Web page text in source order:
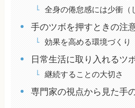
全身の倦怠感には少衝（
手のツボを押すときの注
効果を高める環境づくり
日常生活に取り入れるツ
継続することの大切さ
専門家の視点から見た手